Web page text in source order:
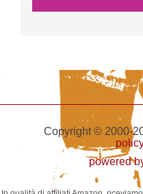
Copyright © 2000-
powered